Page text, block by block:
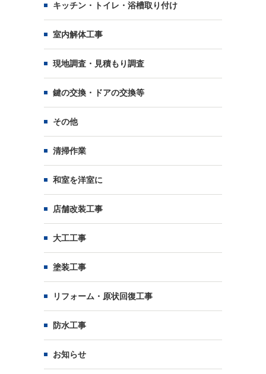
キッチン・トイレ・浴槽取り付け
室内解体工事
現地調査・見積もり調査
鍵の交換・ドアの交換等
その他
清掃作業
和室を洋室に
店舗改装工事
大工工事
塗装工事
リフォーム・原状回復工事
防水工事
お知らせ